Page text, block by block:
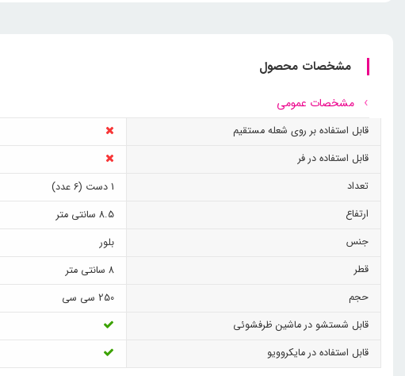
مشخصات محصول
مشخصات عمومی
قابل استفاده بر روی شعله مستقیم
قابل استفاده در فر
تعداد
1 دست (6 عدد)
ارتفاع
8.5 سانتی متر
جنس
بلور
قطر
8 سانتی متر
حجم
250 سی سی
قابل شستشو در ماشین ظرفشوئی
قابل استفاده در مایکروویو